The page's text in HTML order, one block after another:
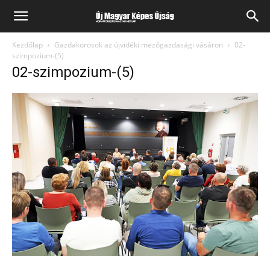
Kezdőlap Gazdakörösök az újvidéki mezőgazdasági vásáron
02-
szimpozium-(5)
02-szimpozium-(5)